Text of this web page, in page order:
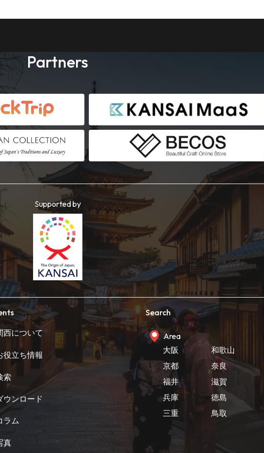
Partners
Supported by
西について
役立ち情報
索
ウンロード
ラム
真
Search
Area
大阪
京都
福井
兵庫
三重
和歌山
奈良
滋賀
徳島
鳥取